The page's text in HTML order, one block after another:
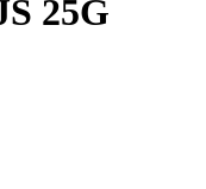
25G